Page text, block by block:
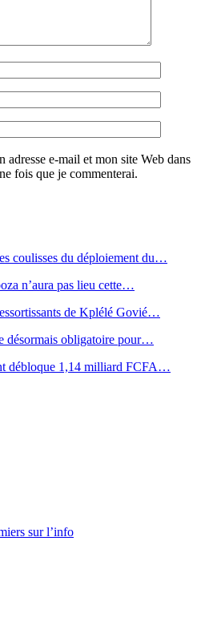
adresse e-mail et mon site Web dans
fois que je commenterai.
coulisses du déploiement du…
n’aura pas lieu cette…
de Kplélé Govié…
désormais obligatoire pour…
débloque 1,14 milliard FCFA…
sur l’info